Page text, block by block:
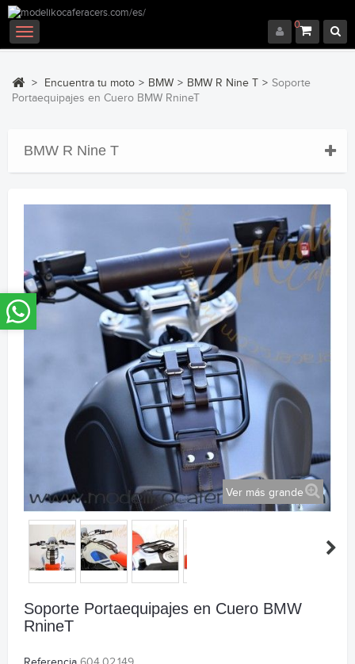
0
Navegación
Toggle
> Encuentra tu moto > BMW > BMW R Nine T > Soporte
Portaequipajes en Cuero BMW RnineT
BMW R Nine T
Ver más grande
Soporte Portaequipajes en Cuero BMW
RnineT